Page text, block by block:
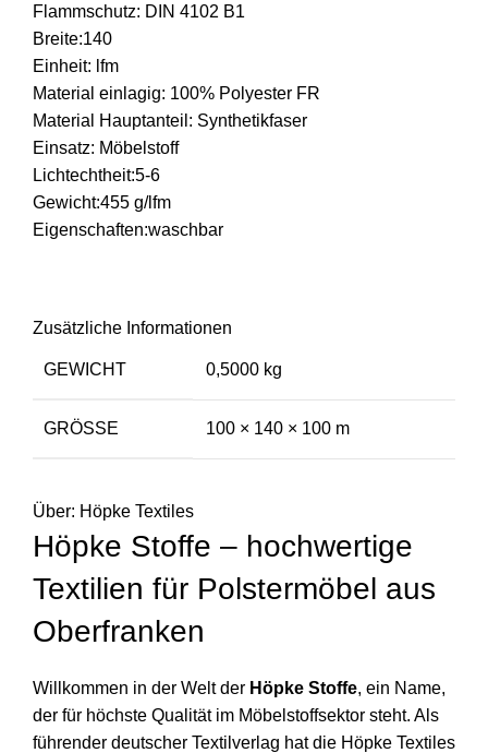
Flammschutz: DIN 4102 B1
Breite:140
Einheit: lfm
Material einlagig: 100% Polyester FR
Material Hauptanteil: Synthetikfaser
Einsatz: Möbelstoff
Lichtechtheit:5-6
Gewicht:455 g/lfm
Eigenschaften:waschbar
Zusätzliche Informationen
GEWICHT 0,5000 kg
GRÖSSE 100 × 140 × 100 m
Über: Höpke Textiles
Höpke Stoffe – hochwertige
Textilien für Polstermöbel aus
Oberfranken
Willkommen in der Welt der Höpke Stoffe, ein Name,
der für höchste Qualität im Möbelstoffsektor steht. Als
führender deutscher Textilverlag hat die Höpke Textiles